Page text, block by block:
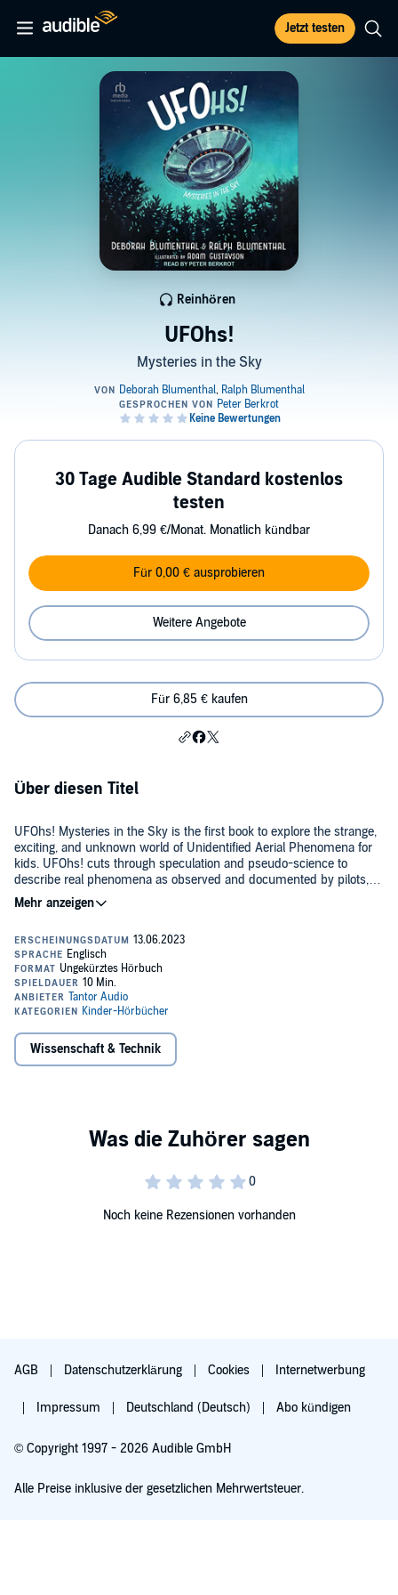
Jetzt testen
UFOhs!
Mysteries in the Sky
Reinhören
30 Tage Audible Standard kostenlos
testen
Danach 6,99 €/Monat. Monatlich kündbar
Für 0,00 € ausprobieren
Weitere Angebote
Für 6,85 € kaufen
Über diesen Titel
UFOhs! Mysteries in the Sky is the first book to explore the strange,
exciting, and unknown world of Unidentified Aerial Phenomena for
kids. UFOhs! cuts through speculation and pseudo-science to
describe real phenomena as observed and documented by pilots,
ship captains, scientists, and ordinary men, women, and children
from around the world. Playful and probing, UFOhs! Mysteries in the
stars, the planets, and all the things they see in the sky, and to
wonder about those we can't yet explain.
©2023 Deborah Blumenthal and Ralph Blumenthal (P)2023 Tantor
Wissenschaft & Technik
Noch keine Rezensionen vorhanden
AGB Datenschutzerklärung Cookies Internetwerbung
Impressum Deutschland (Deutsch) Abo kündigen
© Copyright 1997 - 2026 Audible GmbH
Alle Preise inklusive der gesetzlichen Mehrwertsteuer.